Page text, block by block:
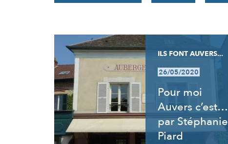
RÉSULTATS
ILS FONT AUVERS...
26/05/2020
Pour moi
Auvers c’est…
par Stéphanie
Piard